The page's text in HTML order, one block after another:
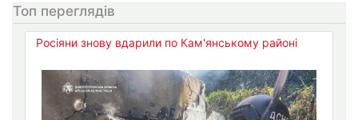
Топ переглядів
Росіяни знову вдарили по Кам'янському районі